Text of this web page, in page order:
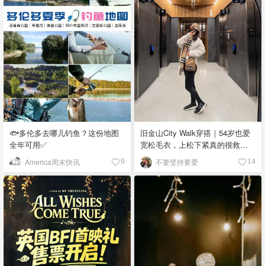
🐟多伦多去哪儿钓鱼？这份地图
全年可用✅
America周末快讯 9
旧金山City Walk穿搭｜54岁也爱
宽松毛衣，上松下紧真的很救比
例
不要坚持要爱 14